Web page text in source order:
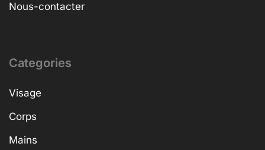
Nous-contacter
Categories
Visage
Corps
Mains